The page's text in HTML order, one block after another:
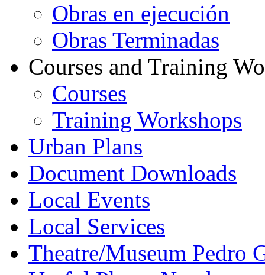
Obras en ejecución
Obras Terminadas
Courses and Training
Courses
Training Workshops
Urban Plans
Document Downloads
Local Events
Local Services
Theatre/Museum Pedro